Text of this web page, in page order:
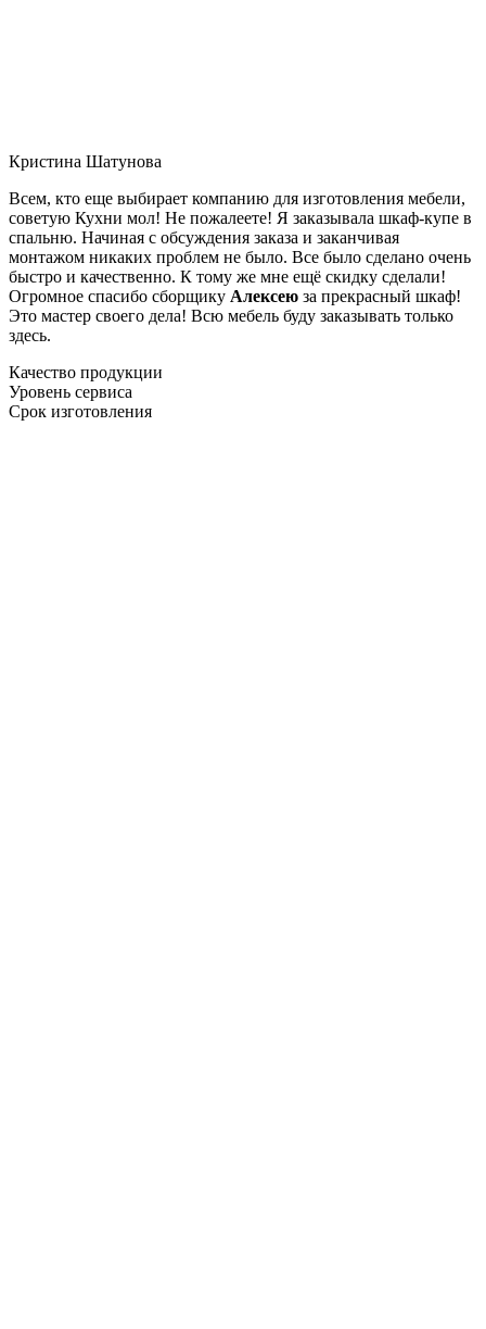
Кристина Шатунова
Всем, кто еще выбирает компанию для изготовления мебели,
советую Кухни мол! Не пожалеете! Я заказывала шкаф-купе в
спальню. Начиная с обсуждения заказа и заканчивая
монтажом никаких проблем не было. Все было сделано очень
быстро и качественно. К тому же мне ещё скидку сделали!
Огромное спасибо сборщику Алексею за прекрасный шкаф!
Это мастер своего дела! Всю мебель буду заказывать только
здесь.
Качество продукции
Уровень сервиса
Срок изготовления